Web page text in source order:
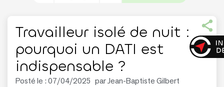
Travailleur isolé de nuit :
pourquoi un DATI est
indispensable ?
Posté le :07/04/2025 parJean-Baptiste Gilbert